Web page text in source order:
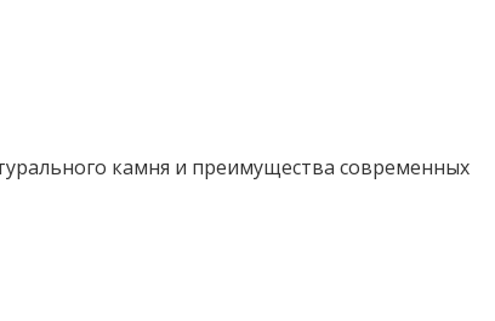
камня и преимущества современных